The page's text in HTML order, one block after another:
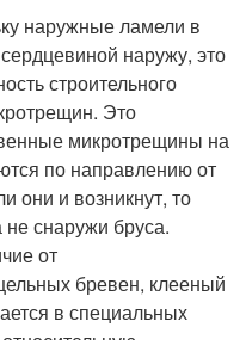
наружные ламели в
наружу, это
строительного
Это
микротрещины на
по направлению от
они и возникнут, то
не снаружи бруса.
от
бревен, клееный
в специальных